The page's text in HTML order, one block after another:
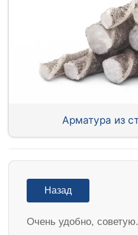
Арматура из
Назад
Очень удобно, советую.